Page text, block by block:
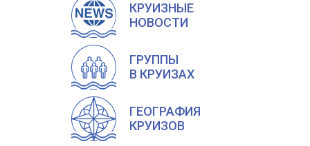
КРУИЗНЫЕ
НОВОСТИ
ГРУППЫ
В КРУИЗАХ
ГЕОГРАФИЯ
КРУИЗОВ